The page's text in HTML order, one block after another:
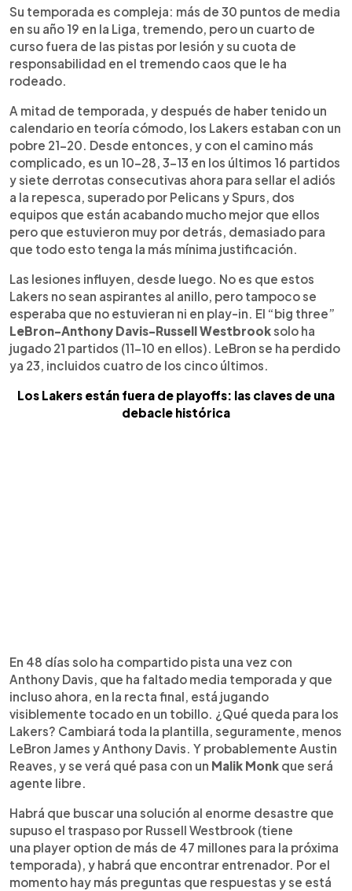
Su temporada es compleja: más de 30 puntos de media
en su año 19 en la Liga, tremendo, pero un cuarto de
curso fuera de las pistas por lesión y su cuota de
responsabilidad en el tremendo caos que le ha
rodeado.
A mitad de temporada, y después de haber tenido un
calendario en teoría cómodo, los Lakers estaban con un
pobre 21-20. Desde entonces, y con el camino más
complicado, es un 10-28, 3-13 en los últimos 16 partidos
y siete derrotas consecutivas ahora para sellar el adiós
a la repesca, superado por Pelicans y Spurs, dos
equipos que están acabando mucho mejor que ellos
pero que estuvieron muy por detrás, demasiado para
que todo esto tenga la más mínima justificación.
Las lesiones influyen, desde luego. No es que estos
Lakers no sean aspirantes al anillo, pero tampoco se
esperaba que no estuvieran ni en play-in. El “big three”
LeBron-Anthony Davis-Russell Westbrooksolo ha
jugado 21 partidos (11-10 en ellos). LeBron se ha perdido
ya 23, incluidos cuatro de los cinco últimos.
Los Lakers están fuera de playoffs: las claves de una
debacle histórica
En 48 días solo ha compartido pista una vez con
Anthony Davis, que ha faltado media temporada y que
incluso ahora, en la recta final, está jugando
visiblemente tocado en un tobillo. ¿Qué queda para los
Lakers? Cambiará toda la plantilla, seguramente, menos
LeBron James y Anthony Davis. Y probablemente Austin
Reaves, y se verá qué pasa con un Malik Monk que será
agente libre.
Habrá que buscar una solución al enorme desastre que
supuso el traspaso por Russell Westbrook (tiene
una player option de más de 47 millones para la próxima
temporada), y habrá que encontrar entrenador. Por el
momento hay más preguntas que respuestas y se está